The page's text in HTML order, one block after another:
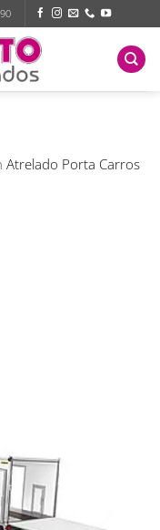
Atrelado Porta Carros